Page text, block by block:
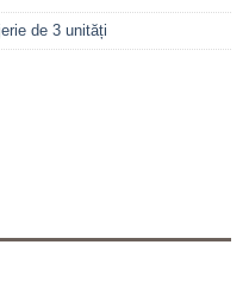
de 3 unități